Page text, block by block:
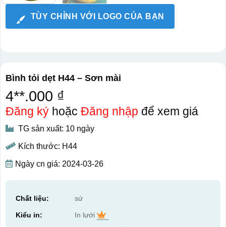
TÙY CHỈNH VỚI LOGO CỦA BẠN
Bình tỏi dẹt H44 – Sơn mài
4**.000 ₫
Đăng kýhoặc Đăng nhập để xem giá
TG sản xuất: 10 ngày
Kích thước: H44
Ngày cn giá: 2024-03-26
Chất liệu: sứ
Kiểu in: In lưới